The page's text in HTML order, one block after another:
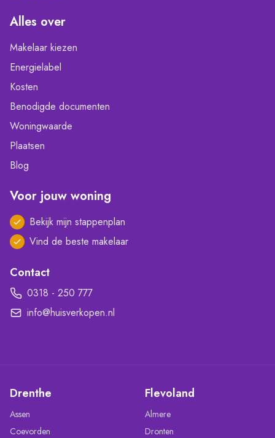
Alles over
Makelaar kiezen
Energielabel
Kosten
Benodigde documenten
Woningwaarde
Plaatsen
Blog
Voor jouw woning
Bekijk mijn stappenplan
Vind de beste makelaar
Contact
0318 - 250 777
info@huisverkopen.nl
Drenthe
Assen
Coevorden
Flevoland
Almere
Dronten